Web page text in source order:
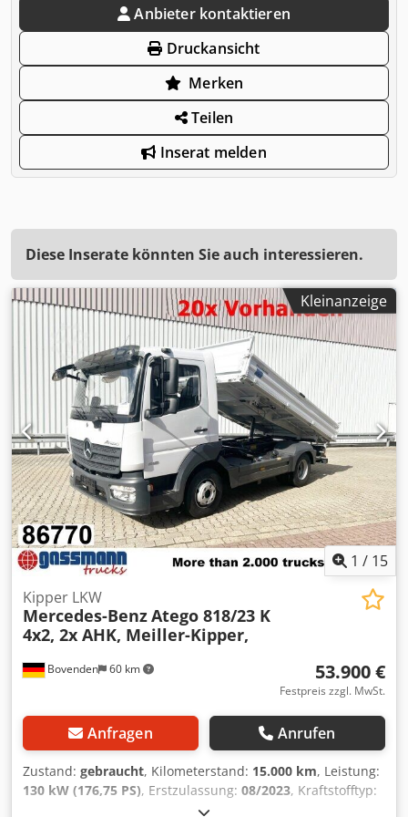
Anbieter kontaktieren
Druckansicht
Merken
Teilen
Inserat melden
Diese Inserate könnten Sie auch interessieren.
Kleinanzeige
1 / 15
Bovenden 60 km
Kipper LKW
Mercedes-BenzAtego 818/23 K
4x2, 2x AHK, Meiller-Kipper,
53.900 €
Festpreis zzgl. MwSt.
Anfragen Anrufen
Zustand: gebraucht, Kilometerstand: 15.000 km, Leistung:
130 kW (176,75 PS), Erstzulassung: 08/2023, Kraftstofftyp:
8.600 kg